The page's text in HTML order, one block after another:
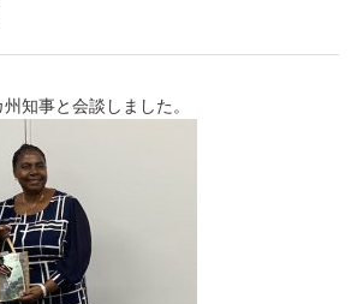
知事と会談しました。